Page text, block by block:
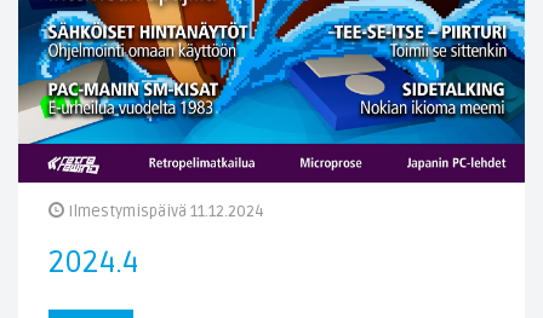
Ilmestymispäivä 11.12.2024
2024.4